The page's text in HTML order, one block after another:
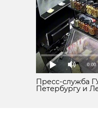
0:00
Пресс-служба
Петербургу и